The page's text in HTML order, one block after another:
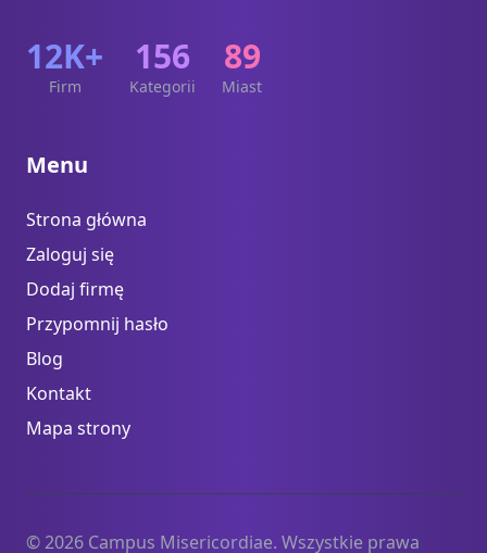
12K+
Firm
156
Kategorii
89
Miast
Menu
Strona główna
Zaloguj się
Dodaj firmę
Przypomnij hasło
Blog
Kontakt
Mapa strony
© 2026 Campus Misericordiae. Wszystkie prawa